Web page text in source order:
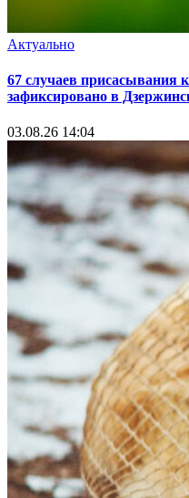
Актуально
67 случаев присасывания
зафиксировано в
03.08.26 14:04